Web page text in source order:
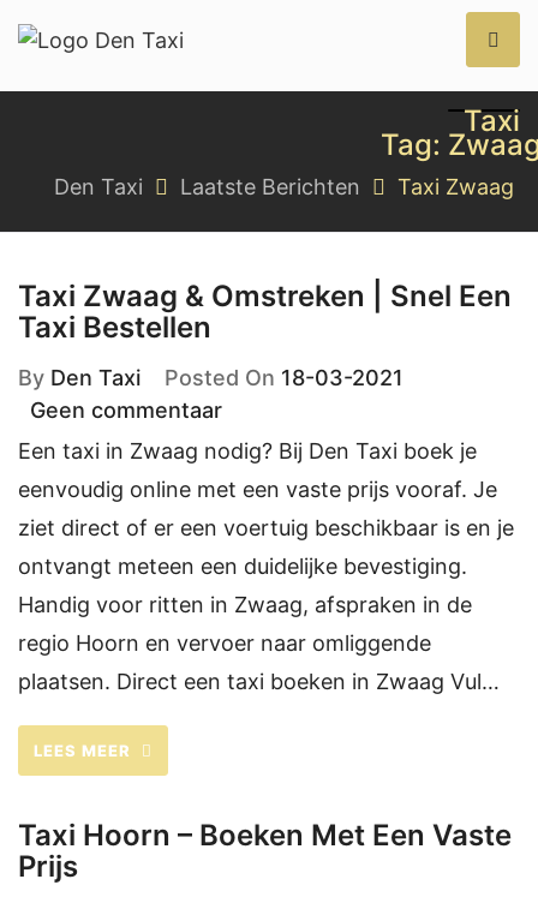
Den Taxi
Tag:
Taxi
Den Taxi Laatste Berichten Taxi Zwaag
Taxi Zwaag & Omstreken | Snel Een
Taxi Bestellen
By Den Taxi Posted On 18-03-2021
Geen commentaar
Een taxi in Zwaag nodig? Bij Den Taxi boek je
eenvoudig online met een vaste prijs vooraf. Je
ziet direct of er een voertuig beschikbaar is en je
ontvangt meteen een duidelijke bevestiging.
Handig voor ritten in Zwaag, afspraken in de
regio Hoorn en vervoer naar omliggende
plaatsen. Direct een taxi boeken in Zwaag Vul…
LEES MEER
Taxi Hoorn – Boeken Met Een Vaste
Prijs